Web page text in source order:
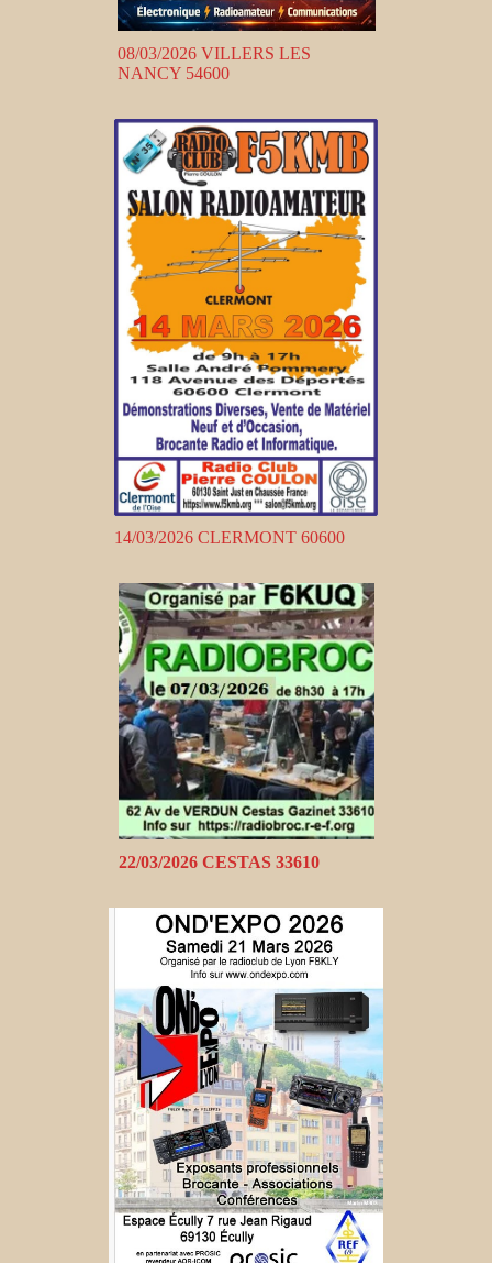
08/03/2026 VILLERS LES
NANCY 54600
14/03/2026 CLERMONT 60600
22/03/2026 CESTAS 33610